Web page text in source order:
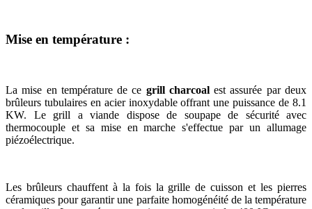
Mise en température :
La mise en température de ce grill charcoalest assurée par deux
brûleurs tubulaires en acier inoxydable offrant une puissance de 8.1
KW. Le grill a viande dispose de soupape de sécurité avec
thermocouple et sa mise en marche s'effectue par un allumage
piézoélectrique.
Les brûleurs chauffent à la fois la grille de cuisson et les pierres
céramiques pour garantir une parfaite homogénéité de la température